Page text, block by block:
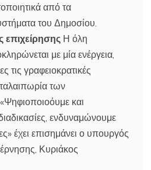
από τα
του Δημοσίου.
επιχείρησης Η όλη
με μία ενέργεια,
τις γραφειοκρατικές
ταλαιπωρία των
και
ενδυναμώνουμε
έχει επισημάνει ο υπουργός
Κυριάκος